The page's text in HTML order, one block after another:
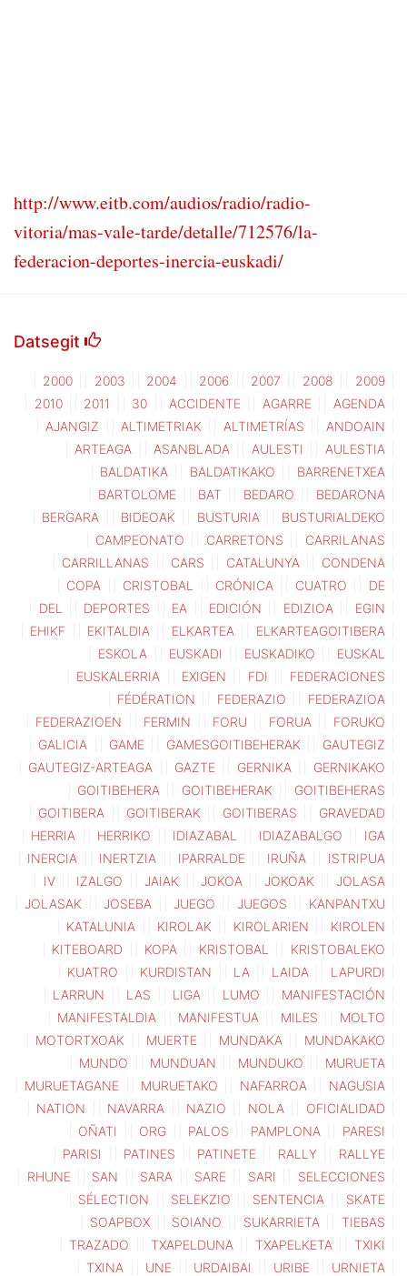
http://www.eitb.com/audios/radio/radio-
vitoria/mas-vale-tarde/detalle/712576/la-
federacion-deportes-inercia-euskadi/
Datsegit
2000 2003 2004 2006 2007 2008
2009
2010
2011 30 ACCIDENTE AGARRE
AGENDA
AJANGIZ
ALTIMETRIAK ALTIMETRÍAS
ANDOAIN
ARTEAGA
ASANBLADA AULESTI
AULESTIA
BALDATIKA
BALDATIKAKO
BARRENETXEA
BARTOLOME
BAT BEDARO
BEDARONA
BERGARA
BIDEOAK BUSTURIA
BUSTURIALDEKO
CAMPEONATO
CARRETONS
CARRILANAS
CARRILLANAS
CARS CATALUNYA
CONDENA
COPA
CRISTOBAL CRÓNICA CUATRO
DE
DEL
DEPORTES EA EDICIÓN EDIZIOA
EGIN
EHIKF
EKITALDIA ELKARTEA
ELKARTEAGOITIBERA
ESKOLA
EUSKADI EUSKADIKO
EUSKAL
EUSKALERRIA
EXIGEN FDI
FEDERACIONES
FÉDÉRATION
FEDERAZIO
FEDERAZIOA
FEDERAZIOEN
FERMIN FORU FORUA
FORUKO
GALICIA
GAME GAMESGOITIBEHERAK
GAUTEGIZ
GAUTEGIZ-ARTEAGA
GAZTE GERNIKA
GERNIKAKO
GOITIBEHERA
GOITIBEHERAK
GOITIBEHERAS
GOITIBERA
GOITIBERAK GOITIBERAS
GRAVEDAD
HERRIA
HERRIKO IDIAZABAL IDIAZABALGO
IGA
INERCIA
INERTZIA IPARRALDE IRUÑA
ISTRIPUA
IV
IZALGO JAIAK JOKOA JOKOAK
JOLASA
JOLASAK
JOSEBA JUEGO JUEGOS
KANPANTXU
KATALUNIA
KIROLAK KIROLARIEN
KIROLEN
KITEBOARD
KOPA KRISTOBAL
KRISTOBALEKO
KUATRO
KURDISTAN LA LAIDA
LAPURDI
LARRUN
LAS LIGA LUMO
MANIFESTACIÓN
MANIFESTALDIA
MANIFESTUA MILES
MOLTO
MOTORTXOAK
MUERTE MUNDAKA
MUNDAKAKO
MUNDO
MUNDUAN MUNDUKO
MURUETA
MURUETAGANE
MURUETAKO NAFARROA
NAGUSIA
NATION
NAVARRA NAZIO NOLA
OFICIALIDAD
OÑATI
ORG PALOS PAMPLONA
PARESI
PARISI
PATINES PATINETE RALLY
RALLYE
RHUNE
SAN SARA SARE SARI
SELECCIONES
SÉLECTION
SELEKZIO SENTENCIA
SKATE
SOAPBOX
SOIANO SUKARRIETA
TIEBAS
TRAZADO
TXAPELDUNA TXAPELKETA
TXIKI
TXINA
UNE URDAIBAI URIBE
URNIETA